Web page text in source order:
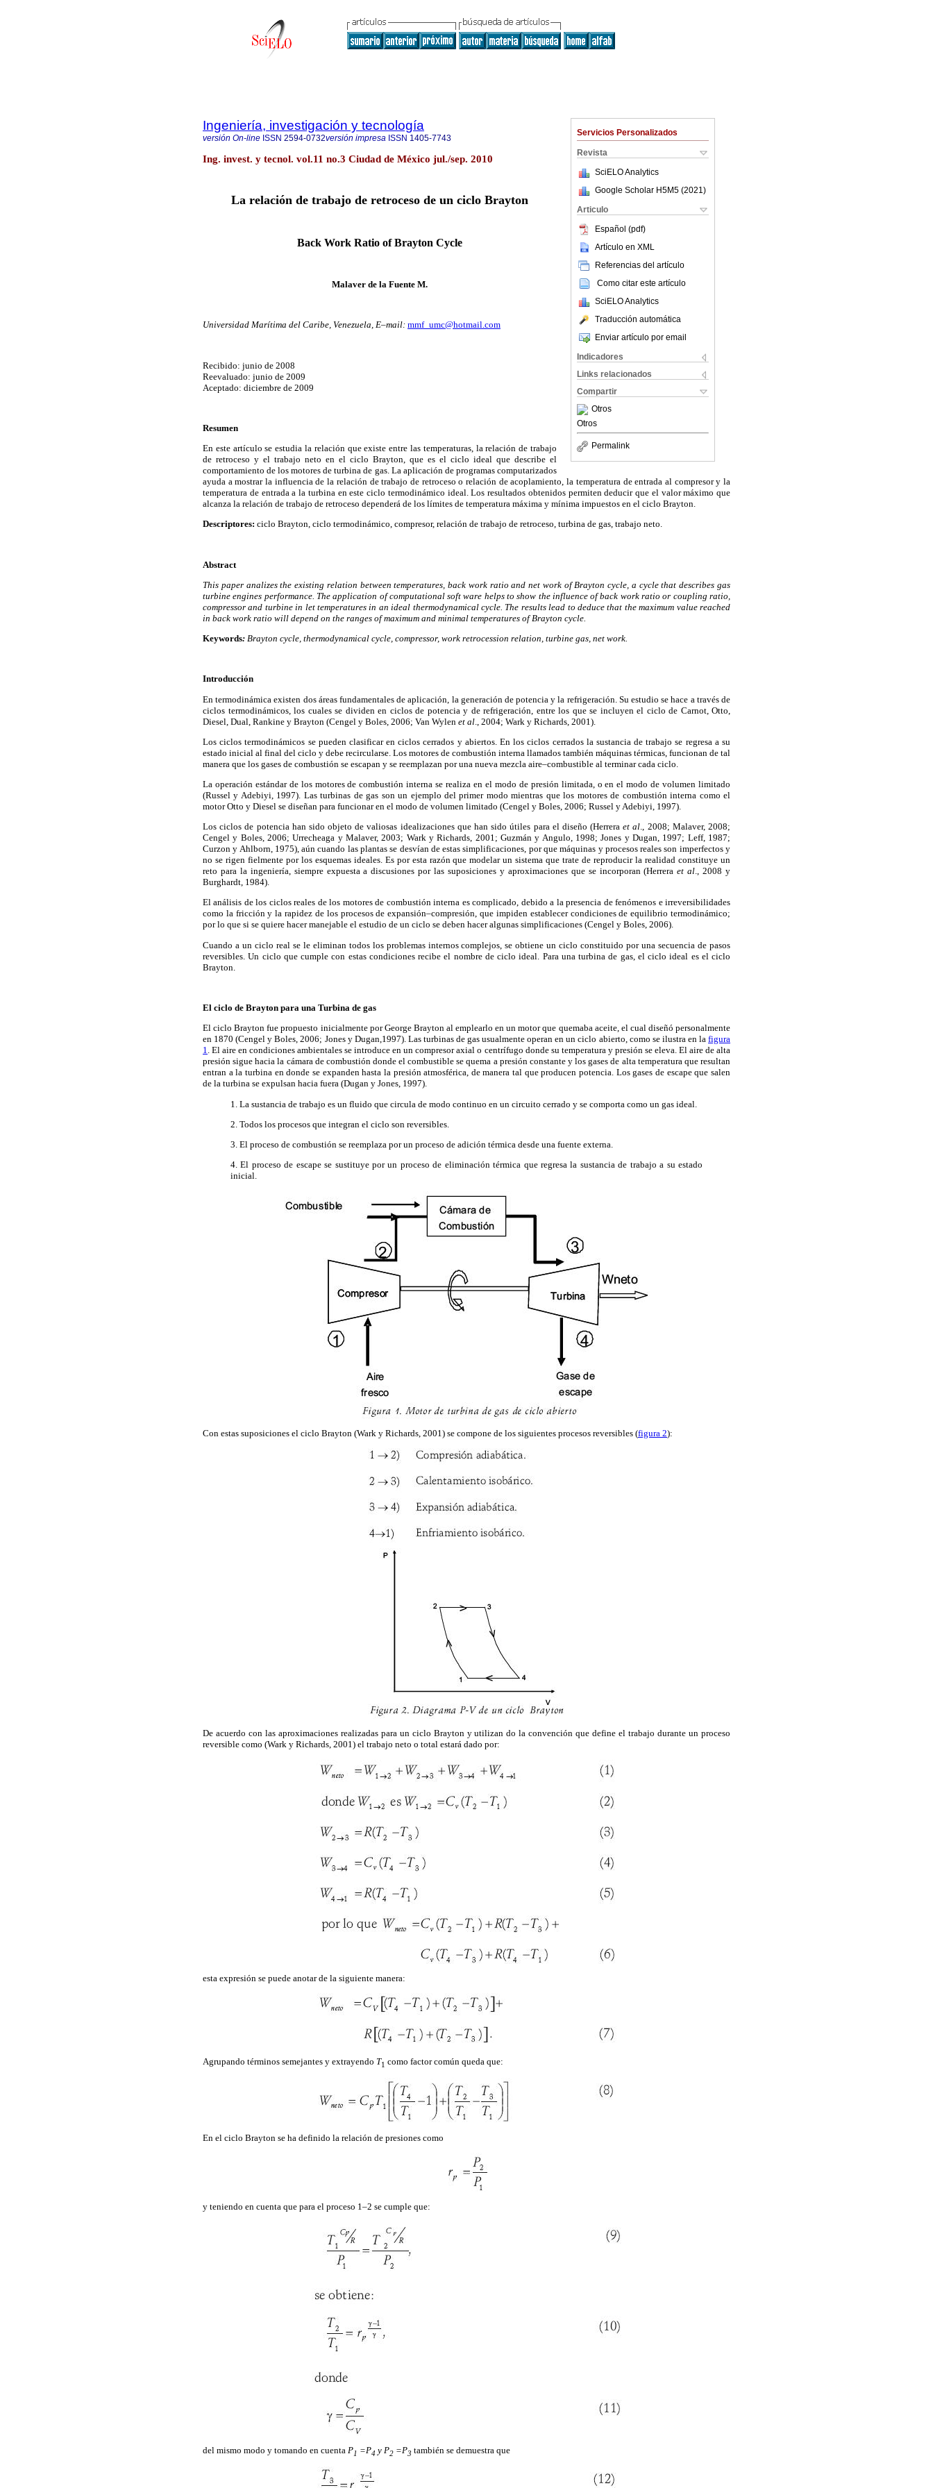
Servicios Personalizados
Revista
SciELO Analytics
Google Scholar H5M5 (2021 )
Articulo
Español (pdf)
Artículo en XML
Referencias del artículo
Como citar este artículo
SciELO Analytics
Traducción automática
Enviar artículo por email
Indicadores
Links relacionados
Compartir
Otros
Otros
Permalink
Ingeniería, investigación y tecnología
versión On-line ISSN 2594-0732versión impresa ISSN 1405-7743
Ing. invest. y tecnol. vol.11 no.3 Ciudad de México jul./sep. 2010
La relación de trabajo de retroceso de un ciclo Brayton
Back Work Ratio of Brayton Cycle
Malaver de la Fuente M.
Universidad Marítima del Caribe, Venezuela, E–mail: mmf_umc@hotmail.com
Recibido: junio de 2008
Reevaluado: junio de 2009
Aceptado: diciembre de 2009
Resumen
En este artículo se estudia la relación que existe entre las temperaturas, la relación de trabajo
de retroceso y el trabajo neto en el ciclo Brayton, que es el ciclo ideal que describe el
comportamiento de los motores de turbina de gas. La aplicación de programas computarizados
ayuda a mostrar la influencia de la relación de trabajo de retroceso o relación de acoplamiento, la temperatura de entrada al compresor y la
temperatura de entrada a la turbina en este ciclo termodinámico ideal. Los resultados obtenidos permiten deducir que el valor máximo que
alcanza la relación de trabajo de retroceso dependerá de los límites de temperatura máxima y mínima impuestos en el ciclo Brayton.
Descriptores: ciclo Brayton, ciclo termodinámico, compresor, relación de trabajo de retroceso, turbina de gas, trabajo neto.
Abstract
This paper analizes the existing relation between temperatures, back work ratio and net work of Brayton cycle, a cycle that describes gas
turbine engines performance. The application of computational soft ware helps to show the influence of back work ratio or coupling ratio,
compressor and turbine in let temperatures in an ideal thermodynamical cycle. The results lead to deduce that the maximum value reached
in back work ratio will depend on the ranges of maximum and minimal temperatures of Brayton cycle.
Keywords: Brayton cycle, thermodynamical cycle, compressor, work retrocession relation, turbine gas, net work.
Introducción
En termodinámica existen dos áreas fundamentales de aplicación, la generación de potencia y la refrigeración. Su estudio se hace a través de
ciclos termodinámicos, los cuales se dividen en ciclos de potencia y de refrigeración, entre los que se incluyen el ciclo de Carnot, Otto,
Diesel, Dual, Rankine y Brayton (Cengel y Boles, 2006; Van Wylen et al ., 2004; Wark y Richards, 2001).
Los ciclos termodinámicos se pueden clasificar en ciclos cerrados y abiertos. En los ciclos cerrados la sustancia de trabajo se regresa a su
estado inicial al final del ciclo y debe recircularse. Los motores de combustión interna llamados también máquinas térmicas, funcionan de tal
manera que los gases de combustión se escapan y se reemplazan por una nueva mezcla aire–combustible al terminar cada ciclo.
La operación estándar de los motores de combustión interna se realiza en el modo de presión limitada, o en el modo de volumen limitado
(Russel y Adebiyi, 1997). Las turbinas de gas son un ejemplo del primer modo mientras que los motores de combustión interna como el
motor Otto y Diesel se diseñan para funcionar en el modo de volumen limitado (Cengel y Boles, 2006; Russel y Adebiyi, 1997).
Los ciclos de potencia han sido objeto de valiosas idealizaciones que han sido útiles para el diseño (Herreraet al., 2008; Malaver, 2008;
Cengel y Boles, 2006; Urrecheaga y Malaver, 2003; Wark y Richards, 2001; Guzmán y Angulo, 1998; Jones y Dugan, 1997; Leff, 1987;
Curzon y Ahlborn, 1975), aún cuando las plantas se desvían de estas simplificaciones, por que máquinas y procesos reales son imperfectos y
no se rigen fielmente por los esquemas ideales. Es por esta razón que modelar un sistema que trate de reproducir la realidad constituye un
reto para la ingeniería, siempre expuesta a discusiones por las suposiciones y aproximaciones que se incorporan (Herreraet al., 2008 y
Burghardt, 1984).
El análisis de los ciclos reales de los motores de combustión interna es complicado, debido a la presencia de fenómenos e irreversibilidades
como la fricción y la rapidez de los procesos de expansión–compresión, que impiden establecer condiciones de equilibrio termodinámico;
por lo que si se quiere hacer manejable el estudio de un ciclo se deben hacer algunas simplificaciones (Cengel y Boles, 2006).
Cuando a un ciclo real se le eliminan todos los problemas internos complejos, se obtiene un ciclo constituido por una secuencia de pasos
reversibles. Un ciclo que cumple con estas condiciones recibe el nombre de ciclo ideal. Para una turbina de gas, el ciclo ideal es el ciclo
Brayton.
El ciclo de Brayton para una Turbina de gas
El ciclo Brayton fue propuesto inicialmente por George Brayton al emplearlo en un motor que quemaba aceite, el cual diseñó personalmente
en 1870 (Cengel y Boles, 2006; Jones y Dugan,1997). Las turbinas de gas usualmente operan en un ciclo abierto, como se ilustra en la figura
1. El aire en condiciones ambientales se introduce en un compresor axial o centrífugo donde su temperatura y presión se eleva. El aire de alta
presión sigue hacia la cámara de combustión donde el combustible se quema a presión constante y los gases de alta temperatura que resultan
entran a la turbina en donde se expanden hasta la presión atmosférica, de manera tal que producen potencia. Los gases de escape que salen
de la turbina se expulsan hacia fuera (Dugan y Jones, 1997).
1. La sustancia de trabajo es un fluido que circula de modo continuo en un circuito cerrado y se comporta como un gas ideal.
2. Todos los procesos que integran el ciclo son reversibles.
3. El proceso de combustión se reemplaza por un proceso de adición térmica desde una fuente externa.
4. El proceso de escape se sustituye por un proceso de eliminación térmica que regresa la sustancia de trabajo a su estado
inicial.
Con estas suposiciones el ciclo Brayton (Wark y Richards, 2001) se compone de los siguientes procesos reversibles (figura 2):
De acuerdo con las aproximaciones realizadas para un ciclo Brayton y utilizan do la convención que define el trabajo durante un proceso
reversible como (Wark y Richards, 2001) el trabajo neto o total estará dado por:
esta expresión se puede anotar de la siguiente manera:
Agrupando términos semejantes y extrayendo T1 como factor común queda que:
En el ciclo Brayton se ha definido la relación de presiones como
y teniendo en cuenta que para el proceso 1–2 se cumple que:
del mismo modo y tomando en cuenta P1 =P4 y P2 =P3 también se demuestra que